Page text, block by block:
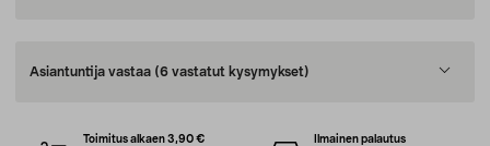
Asiantuntija vastaa (6 vastatut kysymykset)
Toimitus alkaen 3,90 €
Ilmainen palautus